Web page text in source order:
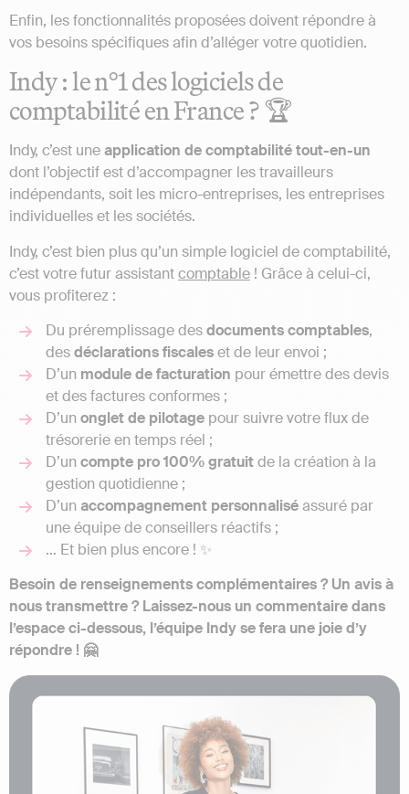
Enfin, les fonctionnalités proposées doivent répondre à
vos besoins spécifiques afin d’alléger votre quotidien.
Indy : le n°1 des logiciels de
comptabilité en France ? 🏆
Indy, c’est uneapplication de comptabilité tout-en-un
dont l’objectif est d’accompagner les travailleurs
indépendants, soit les micro-entreprises, les entreprises
individuelles et les sociétés.
Indy, c’est bien plus qu’un simple logiciel de comptabilité,
c’est votre futur assistantcomptable ! Grâce à celui-ci,
vous profiterez :
Du préremplissage desdocuments comptables,
desdéclarations fiscaleset de leur envoi ;
D’un module de facturation pour émettre des devis
et des factures conformes ;
D’un onglet de pilotage pour suivre votre flux de
trésorerie en temps réel ;
D’un compte pro 100% gratuitde la création à la
gestion quotidienne ;
D’un accompagnement personnaliséassuré par
une équipe de conseillers réactifs ;
… Et bien plus encore ! ✨
Besoin de renseignements complémentaires ? Un avis à
nous transmettre ? Laissez-nous un commentaire dans
l’espace ci-dessous, l’équipe Indy se fera une joie d’y
répondre ! 🤗